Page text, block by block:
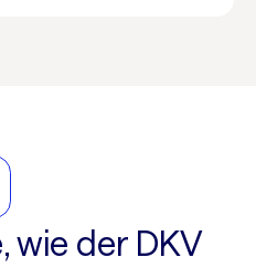
wie der DKV